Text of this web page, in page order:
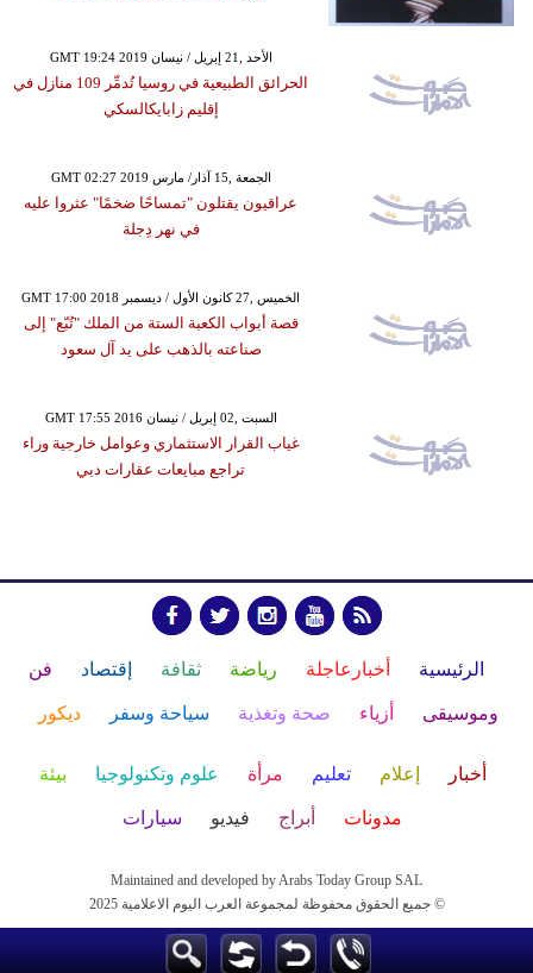
GMT 19:24 2019 الأحد ,21 إبريل / نيسان
الحرائق الطبيعية في روسيا تُدمِّر 109 منازل في
إقليم زابايكالسكي
GMT 02:27 2019 الجمعة ,15 آذار/ مارس
عراقيون يقتلون "تمساحًا ضخمًا" عثروا عليه
في نهر دِجلة
GMT 17:00 2018 الخميس ,27 كانون الأول / ديسمبر
قصة أبواب الكعبة الستة من الملك "تُبّع" إلى
صناعته بالذهب على يد آل سعود
GMT 17:55 2016 السبت ,02 إبريل / نيسان
غياب القرار الاستثماري وعوامل خارجية وراء
تراجع مبايعات عقارات دبي
الرئيسية أخبارعاجلة رياضة ثقافة إقتصاد فن
وموسيقى أزياء صحة وتغذية سياحة وسفر ديكور
أخبار إعلام تعليم مرأة علوم وتكنولوجيا بيئة
مدونات أبراج فيديو سيارات
Maintained and developed by Arabs Today Group SAL
جميع الحقوق محفوظة لمجموعة العرب اليوم الاعلامية 2025 ©